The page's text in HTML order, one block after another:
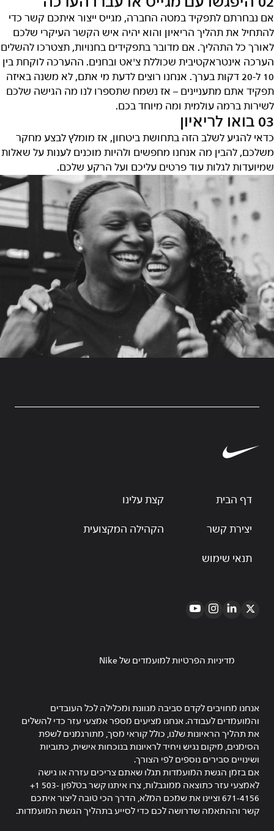
אם נבחרתם לתפקיד במטה החברה, מגייס ייצור איתכם קשר כדי
להתחיל את תהליך הריאיון והוא יהיה איש הקשר העיקרי שלכם
לאורך כל התהליך. אם מדובר בתפקידים בחנויות, תצטרכו להשלים
הערכה אינטראקטיבית שכוללת צ'אט ובחנים. ההערכה לוקחת בין
10 ל-20 דקות בערך. אנחנו רוצים לדעת מי אתם, לא משנה באיזה
תפקיד אתם מתעניינים – אז נשמח שתספרו לנו מה הגישה שלכם
לשירות ברמה עולמית ומה מיוחד בכם.
03 בואו לריאיון
כדאי להגיע לשלב הזה בתחושת ביטחון, אז מומלץ לבצע מחקר
משלכם, להבין מה אנחנו מחפשים ולהיות מוכנים לענות על שאלות
שמיועדות לגלות עוד פרטים עליכם ועל הרקע שלכם.
דף הבית קצת עלינו
יצירת קשר הקהילה המקצועית
תנאי שימוש
מדיניות הפרטיות למועמדים של Nike
אנחנו מחויבים לקדם סביבה מגוונת ומכלילה לכל העובדים
והמועמדים לעבודה. אנחנו מציעים מספר אמצעי עזר כדי להשלים
את תהליך הראיונות שלנו, כולל קוראי מסך, מתורגמנים לשפת
הסימנים, מיקום נגיש ויחיד לראיונות בנוכחות אישית, כתוביות
ושינויים סבירים נוספים לפי הצורך.
אם בזמן הגשת המועמדות תגלו שאתם צריכים עזרה או גישה
לאמצעי עזר כתוצאה ממוגבלות, צרו איתנו קשר בטלפון ‎+1 503-
671-4156 וציינו את שמכם המלא, הדרך הכי טובה ליצור איתכם
קשר וההתאמה שדרושה לכם כדי לסייע בתהליך הגשת המועמדות.